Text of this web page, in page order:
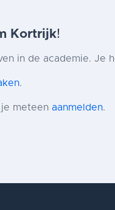
Kortrijk!
in de academie. Je
.
je meteen aanmelden.